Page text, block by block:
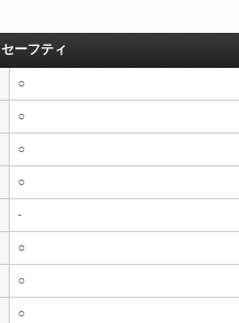
セーフティ
○
○
○
○
-
○
○
○